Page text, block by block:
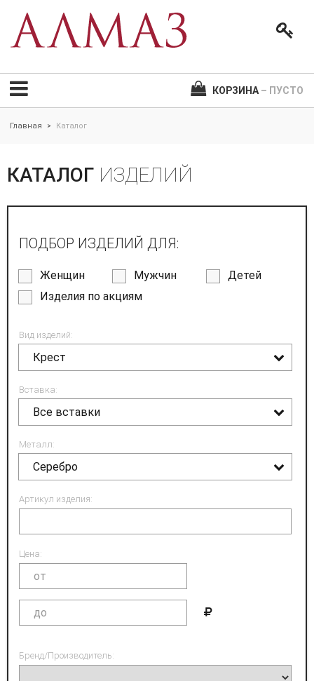
КОРЗИНА – ПУСТО
Главная > Каталог
КАТАЛОГ ИЗДЕЛИЙ
ПОДБОР ИЗДЕЛИЙ ДЛЯ:
Женщин Мужчин
Детей
Изделия по акциям
Вид изделий:
Крест
Вставка:
Все вставки
Металл:
Серебро
Артикул изделия:
Цена:
Бренд/Производитель: